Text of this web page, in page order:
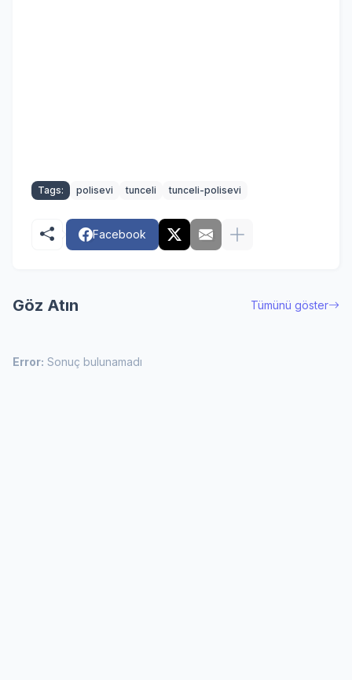
Tags: polisevi tunceli tunceli-polisevi
Facebook
Göz Atın Tümünü göster
Error: Sonuç bulunamadı